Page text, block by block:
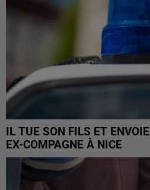
IL TUE SON FILS ET
EX-COMPAGNE À NICE